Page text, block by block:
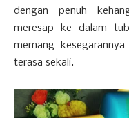
dengan penuh
meresap ke dalam
memang
terasa sekali.